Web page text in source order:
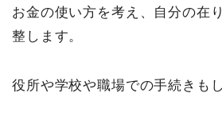
お金の使い方を考え、自分の在
整します。
役所や学校や職場での手続きもし